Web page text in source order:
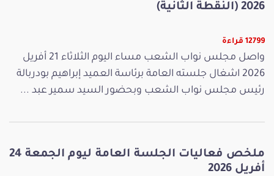
2026 (النقطة الثانية)
12799 قراءة
واصل مجلس نواب الشعب مساء اليوم الثلاثاء 21 أفريل
2026 اشغال جلسته العامة برئاسة العميد إبراهيم بودربالة
رئيس مجلس نواب الشعب وبحضور السيد سمير عبد ...
ملخص فعاليات الجلسة العامة ليوم الجمعة 24
أفريل 2026